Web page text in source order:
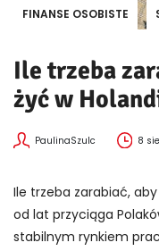
FINANSE OSOBISTE
Ile trzeba
żyć w
PaulinaSzulc 8
Ile trzeba zarabiać,
od lat przyciąga
stabilnym rynkiem